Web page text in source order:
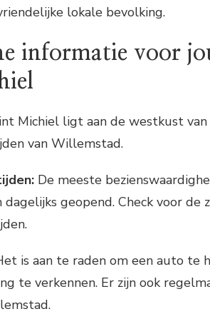
lokale bevolking.
informatie voor
Michiel ligt aan de westkust van
van Willemstad.
De meeste
dagelijks geopend. Check voor de
is aan te raden om een auto te
te verkennen. Er zijn ook